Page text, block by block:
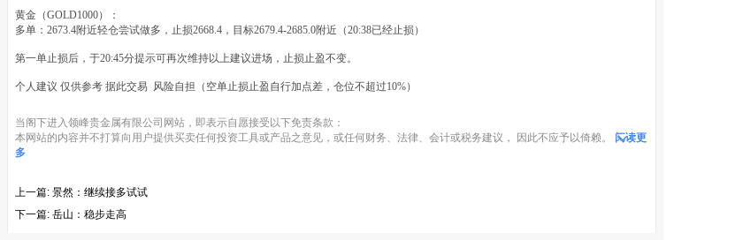
黄金（GOLD1000）：
多单：2673.4附近轻仓尝试做多，止损2668.4，目标2679.4-2685.0附近（20:38已经止损）
第一单止损后，于20:45分提示可再次维持以上建议进场，止损止盈不变。
个人建议 仅供参考 据此交易 风险自担（空单止损止盈自行加点差，仓位不超过10%）
当阁下进入领峰贵金属有限公司网站，即表示自愿接受以下免责条款：
本网站的内容并不打算向用户提供买卖任何投资工具或产品之意见，或任何财务、法律、会计或税务建议， 因此不应予以倚赖。
阅读更
多
上一篇: 景然：继续接多试试
下一篇: 岳山：稳步走高